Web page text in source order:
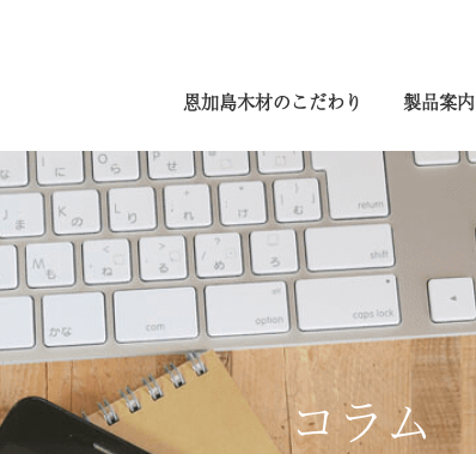
恩加島木材のこだわり 製品案内
コラム